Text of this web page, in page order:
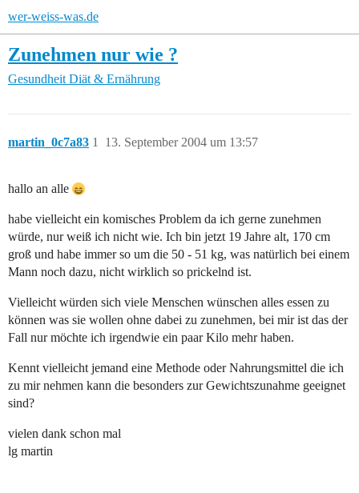
wer-weiss-was.de
Zunehmen nur wie ?
Gesundheit Diät & Ernährung
martin_0c7a83 13. September 2004 um 13:57
1
hallo an alle
habe vielleicht ein komisches Problem da ich gerne zunehmen
würde, nur weiß ich nicht wie. Ich bin jetzt 19 Jahre alt, 170 cm
groß und habe immer so um die 50 - 51 kg, was natürlich bei einem
Mann noch dazu, nicht wirklich so prickelnd ist.
Vielleicht würden sich viele Menschen wünschen alles essen zu
können was sie wollen ohne dabei zu zunehmen, bei mir ist das der
Fall nur möchte ich irgendwie ein paar Kilo mehr haben.
Kennt vielleicht jemand eine Methode oder Nahrungsmittel die ich
zu mir nehmen kann die besonders zur Gewichtszunahme geeignet
sind?
vielen dank schon mal
lg martin